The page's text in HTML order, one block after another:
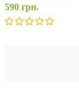
590 грн.